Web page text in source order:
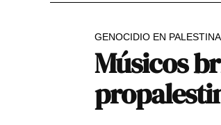
GENOCIDIO EN PALESTINA
Músicos